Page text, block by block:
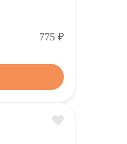
775 Р